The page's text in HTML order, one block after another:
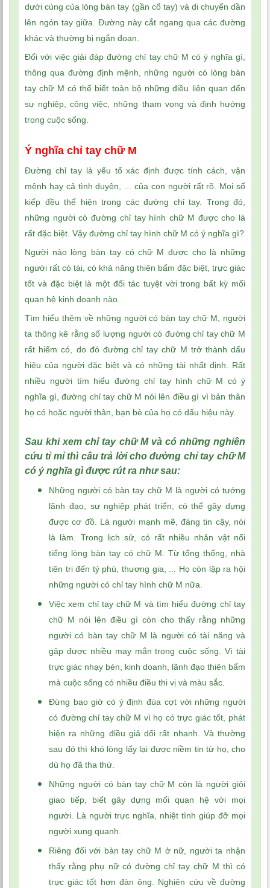
dưới cùng của lòng bàn tay (gần cổ tay) và di chuyển dần
lên ngón tay giữa. Đường này cắt ngang qua các đường
khác và thường bị ngắn đoạn.
Đối với việc giải đáp đường chỉ tay chữ M có ý nghĩa gì,
thông qua đường định mệnh, những người có lòng bàn
tay chữ M có thể biết toàn bộ những điều liên quan đến
sự nghiệp, công việc, những tham vọng và định hướng
trong cuộc sống.
Ý nghĩa chỉ tay chữ M
Đường chỉ tay là yếu tố xác định được tính cách, vận
mệnh hay cả tình duyên, ... của con người rất rõ. Mọi số
kiếp đều thể hiện trong các đường chỉ tay. Trong đó,
những người có đường chỉ tay hình chữ M được cho là
rất đặc biệt. Vậy đường chỉ tay hình chữ M có ý nghĩa gì?
Người nào lòng bàn tay có chữ M được cho là những
người rất có tài, có khả năng thiên bẩm đặc biệt, trực giác
tốt và đặc biệt là một đối tác tuyệt vời trong bất kỳ mối
quan hệ kinh doanh nào.
Tìm hiểu thêm về những người có bàn tay chữ M, người
ta thông kê rằng số lượng người có đường chỉ tay chữ M
rất hiếm có, do đó đường chỉ tay chữ M trở thành dấu
hiệu của người đặc biệt và có những tài nhất định. Rất
nhiều người tìm hiểu đường chỉ tay hình chữ M có ý
nghĩa gì, đường chỉ tay chữ M nói lên điều gì vì bản thân
họ có hoặc người thân, bạn bè của họ có dấu hiệu này.
Sau khi xem chỉ tay chữ M và có những nghiên
cứu tỉ mỉ thì câu trả lời cho đường chỉ tay chữ M
có ý nghĩa gì được rút ra như sau:
Những người có bàn tay chữ M là người có tướng
lãnh đạo, sự nghiệp phát triển, có thể gây dựng
được cơ đồ. Là người mạnh mẽ, đáng tin cậy, nói
là làm. Trong lịch sử, có rất nhiều nhân vật nổi
tiếng lòng bàn tay có chữ M. Từ tổng thống, nhà
tiên tri đến tỷ phú, thương gia, ... Họ còn lập ra hội
những người có chỉ tay hình chữ M nữa.
Việc xem chỉ tay chữ M và tìm hiểu đường chỉ tay
chữ M nói lên điều gì còn cho thấy rằng những
người có bàn tay chữ M là người có tài năng và
gặp được nhiều may mắn trong cuộc sống. Vì tài
trực giác nhạy bén, kinh doanh, lãnh đạo thiên bẩm
mà cuộc sống có nhiều điều thi vị và màu sắc.
Đừng bao giờ có ý định đùa cợt với những người
có đường chỉ tay chữ M vì họ có trực giác tốt, phát
hiện ra những điều giả dối rất nhanh. Và thường
sau đó thì khó lòng lấy lại được niềm tin từ họ, cho
dù họ đã tha thứ.
Những người có bàn tay chữ M còn là người giỏi
giao tiếp, biết gây dựng mối quan hệ với mọi
người. Là người trực nghĩa, nhiệt tình giúp đỡ mọi
người xung quanh.
Riêng đối với bàn tay chữ M ở nữ, người ta nhận
thấy rằng phụ nữ có đường chỉ tay chữ M thì có
trực giác tốt hơn đàn ông. Nghiên cứu về đường